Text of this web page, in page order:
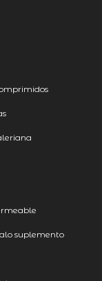
suplemento